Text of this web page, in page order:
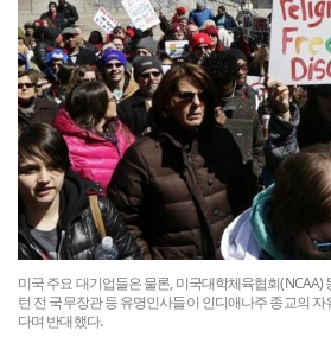
미국 주요 대기업들은 물론, 미국대학체육협회(NCAA)
턴 전 국무장관 등 유명인사들이 인디애나주 종교의
다며 반대했다.